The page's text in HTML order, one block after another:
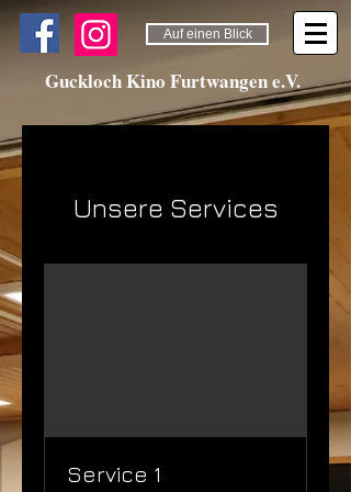
Auf einen Blick
Guckloch Kino Furtwangen e.V.
Unsere Services
Service 1